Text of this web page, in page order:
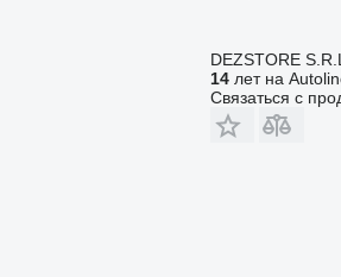
DEZSTORE S.R.L.
14лет на
Связаться с